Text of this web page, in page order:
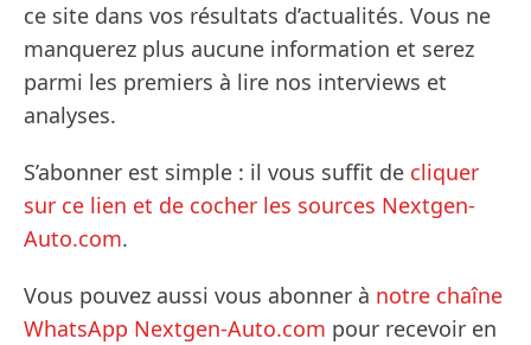
ce site dans vos résultats d’actualités. Vous ne
manquerez plus aucune information et serez
parmi les premiers à lire nos interviews et
analyses.
S’abonner est simple : il vous suffit de cliquer
sur ce lien et de cocher les sources Nextgen-
Auto.com.
Vous pouvez aussi vous abonner à notre chaîne
WhatsApp Nextgen-Auto.com pour recevoir en